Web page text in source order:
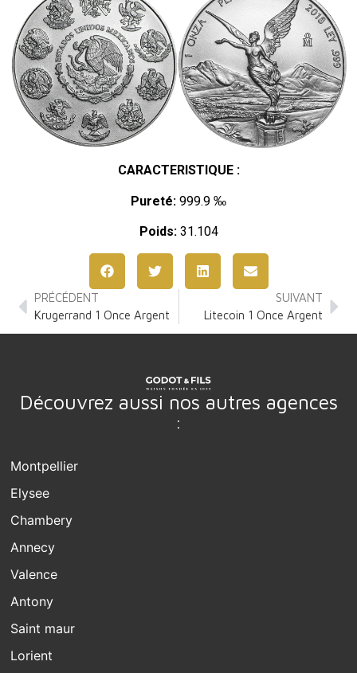
CARACTERISTIQUE :
Pureté: 999.9 ‰
Poids:31.104
PRÉCÉDENT
Krugerrand 1 Once Argent
SUIVANT
Litecoin 1 Once Argent
Découvrez aussi nos autres agences
:
Montpellier
Elysee
Chambery
Annecy
Valence
Antony
Saint maur
Lorient